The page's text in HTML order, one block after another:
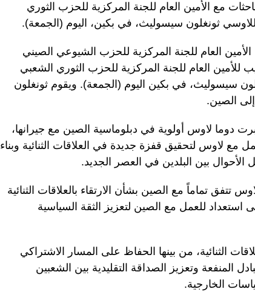
مع الأمين العام للجنة المركزية للحزب الثوري
ثونغلون سيسوليث، في بكين، اليوم (الجمعة).
العام للجنة المركزية للحزب الشيوعي الصيني
العام للجنة المركزية للحزب الثوري الشعبي
سيسوليث، في بكين اليوم (الجمعة). ويقوم ثونغلون
الصين.
دوما لاوس أولوية في دبلوماسية الصين مع جيرانها،
مع لاوس لتحقيق قفزة جديدة في العلاقات الثنائية وبناء
بين البلدين في العصر الجديد.
تتفق تماماً مع الصين بشأن الارتقاء بالعلاقات الثنائية
استعداد للعمل مع الصين لتعزيز الثقة السياسية
العلاقات الثنائية، من بينها الحفاظ على المسار الاشتراكي
المنفعة وتعزيز الصداقة التقليدية بين الشعبين
الخارجية.